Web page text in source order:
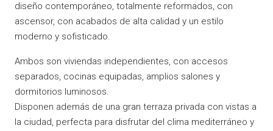
diseño contemporáneo, totalmente reformados, con
ascensor, con acabados de alta calidad y un estilo
moderno y sofisticado.
Ambos son viviendas independientes, con accesos
separados, cocinas equipadas, amplios salones y
dormitorios luminosos.
Disponen además de una gran terraza privada con vistas a
la ciudad, perfecta para disfrutar del clima mediterráneo y